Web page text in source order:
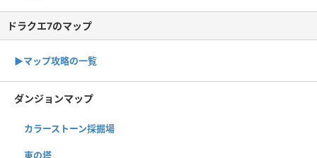
ドラクエ7のマップ
▶︎マップ攻略の一覧
ダンジョンマップ
カラーストーン採掘場
東の塔